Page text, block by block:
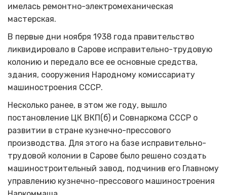
имелась ремонтно-электромеханическая
мастерская.
В первые дни ноября 1938 года правительство
ликвидировало в Сарове исправительно-трудовую
колонию и передало все ее основные средства,
здания, сооружения Народному комиссариату
машиностроения СССР.
Несколько ранее, в этом же году, вышло
постановление ЦК ВКП(б) и Совнаркома СССР о
развитии в стране кузнечно-прессового
производства. Для этого на базе исправительно-
трудовой колонии в Сарове было решено создать
машиностроительный завод, подчинив его Главному
управлению кузнечно-прессового машиностроения